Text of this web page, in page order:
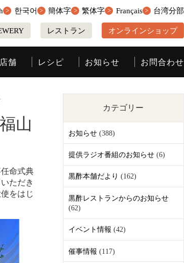
舗 レシピ お知らせ お問合わせ
レストラン オンラインショップ
한국어 簡体字 繁体字 Français 台湾分部
山
命式典
ただき
をはじ
カテゴリー
お知らせ (388)
提供ラジオ番組のお知らせ (6)
黒酢本舗だより (162)
黒酢レストランからのお知らせ
(62)
イベント情報 (42)
催事情報 (117)